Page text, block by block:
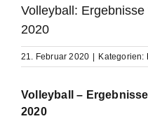
Volleyball:
2020
21. Februar 2020 Kategorien:
Volleyball –
2020